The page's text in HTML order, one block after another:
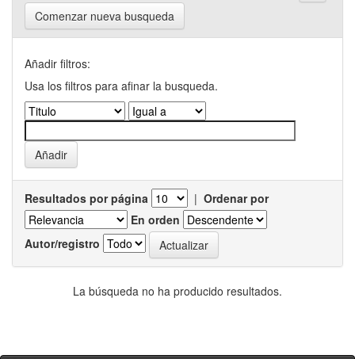
Comenzar nueva busqueda
Añadir filtros:
Usa los filtros para afinar la busqueda.
Resultados por página | Ordenar por
En orden
Autor/registro
La búsqueda no ha producido resultados.